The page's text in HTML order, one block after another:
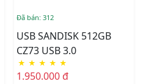
Đã bán: 312
USB SANDISK 512GB
CZ73 USB 3.0
★ ★ ★ ★ ★
1.950.000 đ